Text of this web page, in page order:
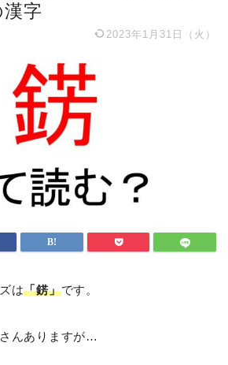
字
2023年1月31日（火）
は「錺」です。
んありますが…